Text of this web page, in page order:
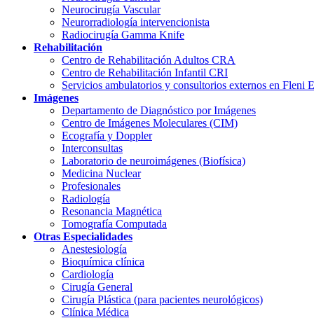
Neurocirugía Vascular
Neurorradiología intervencionista
Radiocirugía Gamma Knife
Rehabilitación
Centro de Rehabilitación Adultos CRA
Centro de Rehabilitación Infantil CRI
Servicios ambulatorios y consultorios externos en Fleni
Imágenes
Departamento de Diagnóstico por Imágenes
Centro de Imágenes Moleculares (CIM)
Ecografía y Doppler
Interconsultas
Laboratorio de neuroimágenes (Biofísica)
Medicina Nuclear
Profesionales
Radiología
Resonancia Magnética
Tomografía Computada
Otras Especialidades
Anestesiología
Bioquímica clínica
Cardiología
Cirugía General
Cirugía Plástica (para pacientes neurológicos)
Clínica Médica